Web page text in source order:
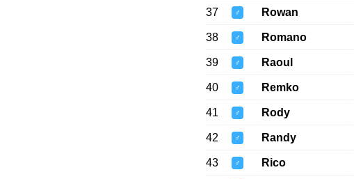
37 ♂ Rowan
38 ♂ Romano
39 ♂ Raoul
40 ♂ Remko
41 ♂ Rody
42 ♂ Randy
43 ♂ Rico